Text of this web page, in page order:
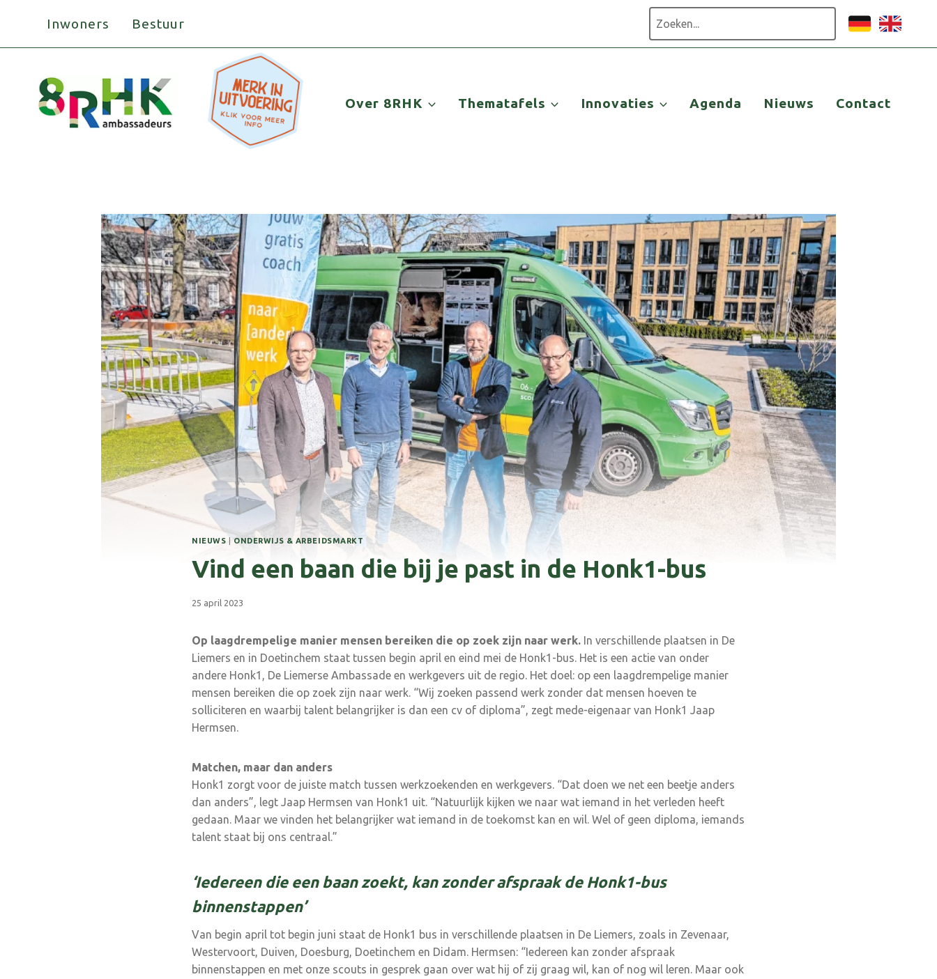
Inwoners Bestuur
Over 8RHK Thematafels Innovaties Agenda Nieuws Contact
NIEUWS |ONDERWIJS & ARBEIDSMARKT
Vind een baan die bij je past in de Honk1-bus
25 april 2023
Op laagdrempelige manier mensen bereiken die op zoek zijn naar werk. In verschillende plaatsen in De
Lie­mers en in Doetinchem staat tussen begin april en eind mei de Honk1-bus. Het is een actie van onder
andere Honk1, De Liemerse Ambassade en werkge­vers uit de regio. Het doel: op een laagdrempelige manier
mensen be­reiken die op zoek zijn naar werk. “Wij zoeken passend werk zonder dat mensen hoeven te
solliciteren en waarbij talent belangrijker is dan een cv of diploma”, zegt mede-eigenaar van Honk1 Jaap
Hermsen.
Matchen, maar dan anders
Honk1 zorgt voor de juiste match tussen werkzoekenden en werkge­vers. “Dat doen we net een beetje an­ders
dan anders”, legt Jaap Hermsen van Honk1 uit. “Natuurlijk kijken we naar wat iemand in het verleden heeft
gedaan. Maar we vinden het belang­rijker wat iemand in de toekomst kan en wil. Wel of geen diploma, iemands
talent staat bij ons centraal.”
‘Iedereen die een baan zoekt, kan zonder afspraak de Honk1-bus
binnenstappen’
Van begin april tot begin juni staat de Honk1 bus in verschillende plaat­sen in De Liemers, zoals in Zevenaar,
Westervoort, Duiven, Doesburg, Doe­tinchem en Didam. Hermsen: “Iedereen kan zonder af­spraak
binnenstappen en met onze scouts in gesprek gaan over wat hij of zij graag wil, kan of nog wil leren. Maar ook